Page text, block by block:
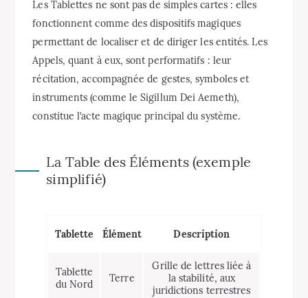
Les Tablettes ne sont pas de simples cartes : elles
fonctionnent comme des dispositifs magiques
permettant de localiser et de diriger les entités. Les
Appels, quant à eux, sont performatifs : leur
récitation, accompagnée de gestes, symboles et
instruments (comme le Sigillum Dei Aemeth),
constitue l’acte magique principal du système.
La Table des Éléments (exemple
simplifié)
Tablette Élément Description
Tablette
du Nord
Terre
Grille de lettres liée à
la stabilité, aux
juridictions terrestres